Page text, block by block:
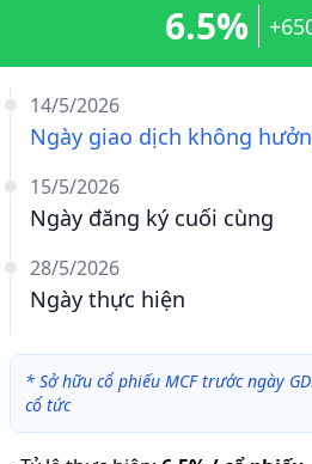
14/5/2026
Ngày giao dịch không
15/5/2026
Ngày đăng ký cuối cùng
28/5/2026
Ngày thực hiện
6.5%
* Sở hữu cổ phiếu MCF trước ngày
cổ tức